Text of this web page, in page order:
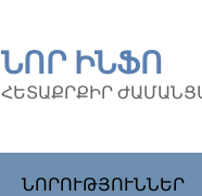
ՆՈՐ ԻՆՖՈ
ՀԵՏԱՔՐՔԻՐ
ՆՈՐՈՒԹՅՈՒՆՆԵՐ